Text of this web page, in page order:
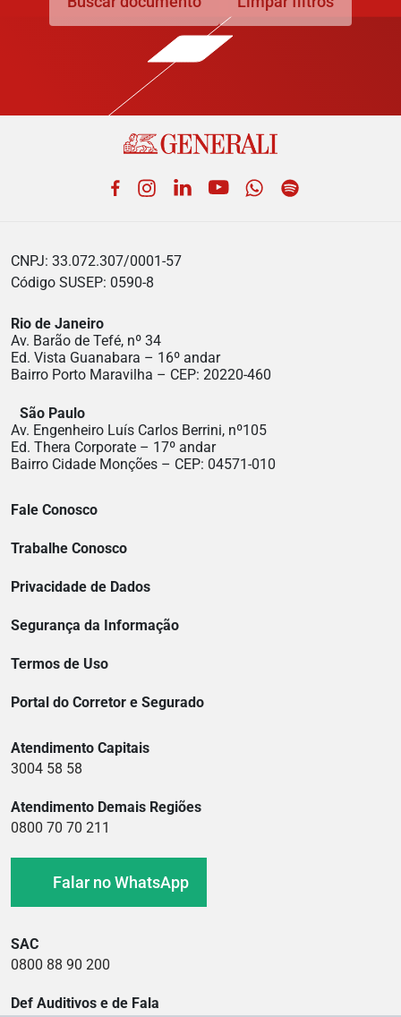
Facebook
Instagram
LinkedIn
YouTubeWhatsApp
CNPJ: 33.072.307/0001-57
Código SUSEP: 0590-8
Rio de Janeiro
Av. Barão de Tefé, nº 34
Ed. Vista Guanabara – 16º andar
Bairro Porto Maravilha – CEP: 20220-460
São Paulo
Av. Engenheiro Luís Carlos Berrini, nº105
Ed. Thera Corporate – 17º andar
Bairro Cidade Monções – CEP: 04571-010
Fale Conosco
Trabalhe Conosco
Privacidade de Dados
Segurança da Informação
Termos de Uso
Portal do Corretor e Segurado
Atendimento Capitais
3004 58 58
Atendimento Demais Regiões
0800 70 70 211
Falar no WhatsApp
SAC
0800 88 90 200
Def Auditivos e de Fala